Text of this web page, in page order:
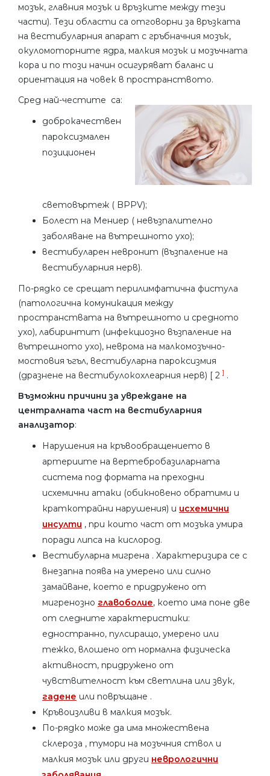
мозък, главния мозък и връзките между тези
части). Тези области са отговорни за връзката
на вестибуларния апарат с гръбначния мозък,
окуломоторните ядра, малкия мозък и мозъчната
кора и по този начин осигуряват баланс и
ориентация на човек в пространството.
Сред най-честите са:
доброкачествен
пароксизмален
позиционен
световъртеж ( BPPV);
Болест на Мениер ( невъзпалително
заболяване на вътрешното ухо);
вестибуларен невронит (възпаление на
вестибуларния нерв).
По-рядко се срещат перилимфатична фистула
(патологична комуникация между
пространствата на вътрешното и средното
ухо), лабиринтит (инфекциозно възпаление на
вътрешното ухо), неврома на малкомозъчно-
мостовия ъгъл, вестибуларна пароксизмия
(дразнене на вестибулокохлеарния нерв) [ 2 ] .
Възможни причини за увреждане на
централната част на вестибуларния
анализатор:
Нарушения на кръвообращението в
артериите на вертебробазиларната
система под формата на преходни
исхемични атаки (обикновено обратими и
краткотрайни нарушения) и исхемични
инсулти , при които част от мозъка умира
поради липса на кислород.
Вестибуларна мигрена . Характеризира се с
внезапна поява на умерено или силно
замайване, което е придружено от
мигренозно главоболие, което има поне две
от следните характеристики:
едностранно, пулсиращо, умерено или
тежко, влошено от нормална физическа
активност, придружено от
чувствителност към светлина или звук,
гадене или повръщане .
Кръвоизливи в малкия мозък.
По-рядко може да има множествена
склероза , тумори на мозъчния ствол и
малкия мозък или други неврологични